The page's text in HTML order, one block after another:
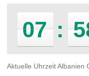
07 :
Aktuelle Uhrzeit Albanien